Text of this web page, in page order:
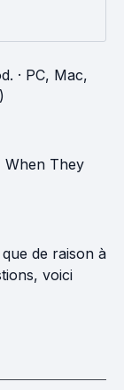
· PC, Mac,
When They
de raison à
voici